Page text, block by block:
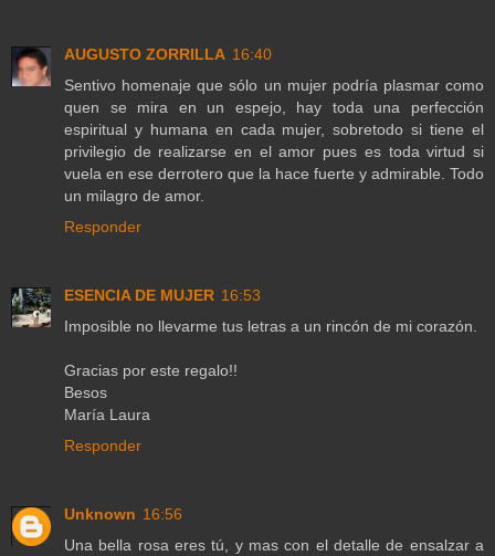
AUGUSTO ZORRILLA 16:40
Sentivo homenaje que sólo un mujer podría plasmar como
quen se mira en un espejo, hay toda una perfección
espiritual y humana en cada mujer, sobretodo si tiene el
privilegio de realizarse en el amor pues es toda virtud si
vuela en ese derrotero que la hace fuerte y admirable. Todo
un milagro de amor.
Responder
ESENCIA DE MUJER 16:53
Imposible no llevarme tus letras a un rincón de mi corazón.
Gracias por este regalo!!
Besos
María Laura
Responder
Unknown 16:56
Una bella rosa eres tú, y mas con el detalle de ensalzar a